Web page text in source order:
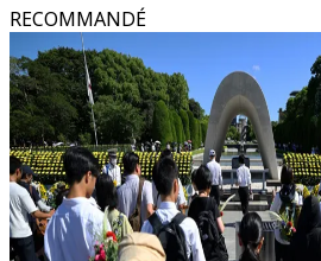
RECOMMANDÉ